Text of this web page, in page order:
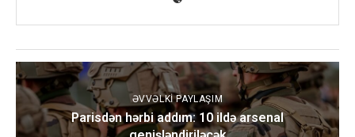
ƏVVƏLKI PAYLAŞIM
Parisdən hərbi addım: 10 ildə arsenal